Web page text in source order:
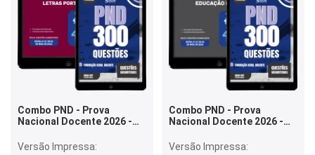
Combo PND - Prova
Nacional Docente 2026 -
Versão Impressa:
Combo PND - Prova
Nacional Docente 2026 -
Versão Impressa: